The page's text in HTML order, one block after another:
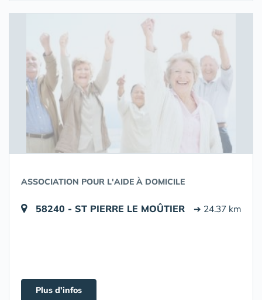
ASSOCIATION POUR L'AIDE À DOMICILE
58240 - ST PIERRE LE MOÛTIER ➔ 24.37 km
Plus d'infos